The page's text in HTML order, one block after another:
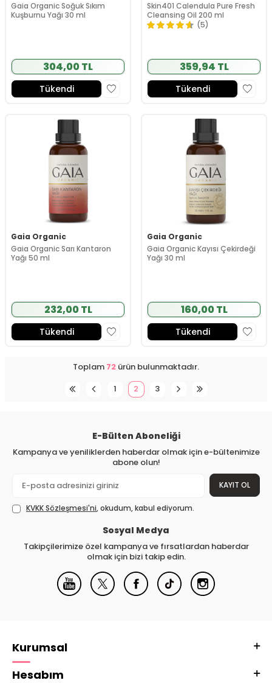
Gaia Organic Soğuk Sıkım
Kuşburnu Yağı 30 ml
304,00 TL
Tükendi
Skin401 Calendula Pure Fresh
Cleansing Oil 200 ml
(5)
359,94 TL
Tükendi
Gaia Organic
Gaia Organic Sarı Kantaron
Yağı 50 ml
232,00 TL
Tükendi
Gaia Organic
Gaia Organic Kayısı Çekirdeği
Yağı 30 ml
160,00 TL
Tükendi
Toplam 72 ürün bulunmaktadır.
1
2 3
E-Bülten Aboneliği
Kampanya ve yeniliklerden haberdar olmak için e-bültenimize
abone olun!
KAYIT OL
KVKK Sözleşmesi'ni, okudum, kabul ediyorum.
Sosyal Medya
Takipçilerimize özel kampanya ve fırsatlardan haberdar
olmak için bizi takip edin.
Kurumsal
Hesabım